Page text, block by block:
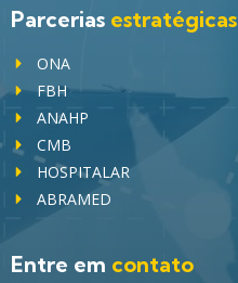
Parcerias estratégicas
ONA
FBH
ANAHP
CMB
HOSPITALAR
ABRAMED
Entre em contato